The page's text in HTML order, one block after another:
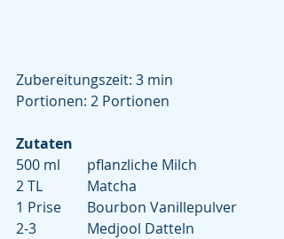
Zubereitungszeit: 3 min
Portionen: 2 Portionen
Zutaten
500 ml 	pflanzliche Milch
2 TL		Matcha
1 Prise	Bourbon Vanillepulver
2-3 		Medjool Datteln